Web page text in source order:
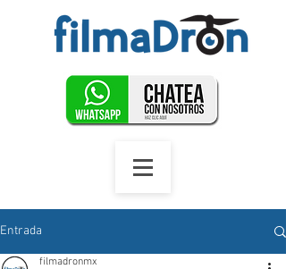
Entrada
filmadronmx